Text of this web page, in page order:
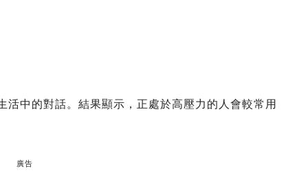
中的對話。結果顯示，正處於高壓力的人會較常用
廣告